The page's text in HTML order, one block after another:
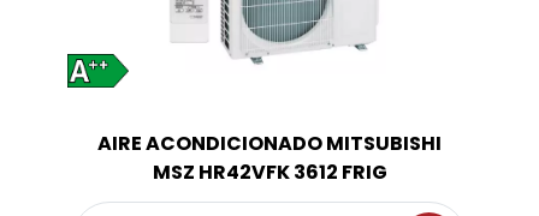
AIRE ACONDICIONADO MITSUBISHI
MSZ HR42VFK 3612 FRIG